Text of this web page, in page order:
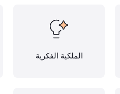
الملكية الفكرية